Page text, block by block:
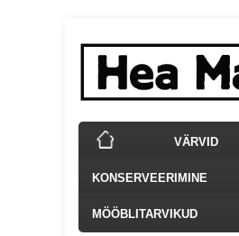
VÄRVID
KONSERVEERIMINE
MÖÖBLITARVIKUD